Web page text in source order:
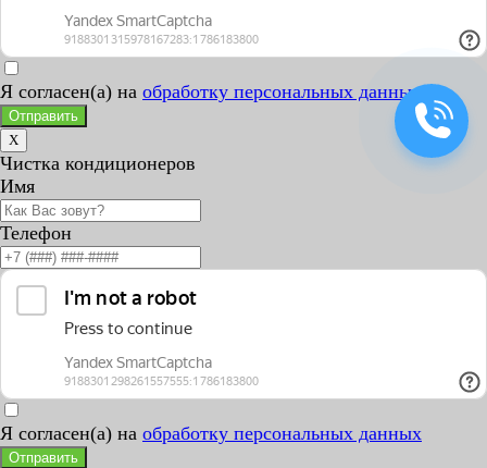
Я согласен(а) на обработку персональных данных
Отправить
X
Чистка кондиционеров
Имя
Телефон
Я согласен(а) на обработку персональных данных
Отправить